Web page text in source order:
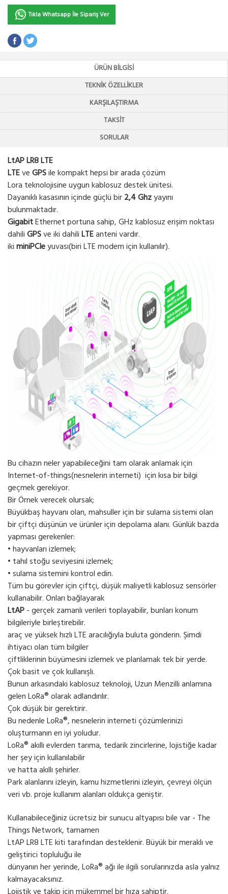
Tıkla Whatsapp İle Sipariş Ver
ÜRÜN BILGISI
TEKNIK ÖZELLIKLER
KARŞILAŞTIRMA
TAKSIT
SORULAR
LtAP LR8 LTE
LTEveGPSile kompakt hepsi bir arada çözüm
Lora teknolojisine uygun kablosuz destek ünitesi.
Dayanıklı kasasının içinde güçlü bir2,4 Ghzyayını
bulunmaktadır.
GigabitEthernet portuna sahip, GHz kablosuz erişim noktası
dahiliGPSve iki dahiliLTEanteni vardır.
ikiminiPCIeyuvası(biri LTE modem için kullanılır).
Bu cihazın neler yapabileceğini tam olarak anlamak için
Internet-of-things(nesnelerin interneti) için kısa bir bilgi
geçmek gerekiyor.
Bir Örnek verecek olursak;
Büyükbaş hayvanı olan, mahsuller için bir sulama sistemi olan
bir çiftçi düşünün ve ürünler için depolama alanı. Günlük bazda
yapması gerekenler:
• hayvanları izlemek;
• tahıl stoğu seviyesini izlemek;
• sulama sistemini kontrol edin.
Tüm bu görevler için çiftçi, düşük maliyetli kablosuz sensörler
kullanabilir. Onları bağlayarak
LtAP- gerçek zamanlı verileri toplayabilir, bunları konum
bilgileriyle birleştirebilir.
araç ve yüksek hızlı LTE aracılığıyla buluta gönderin. Şimdi
ihtiyacı olan tüm bilgiler
çiftliklerinin büyümesini izlemek ve planlamak tek bir yerde.
Çok basit ve çok kullanışlı.
Bunun arkasındaki kablosuz teknoloji, Uzun Menzilli anlamına
gelen LoRa® olarak adlandırılır.
Çok düşük bir gerektirir.
Bu nedenle LoRa®, nesnelerin interneti çözümlerinizi
oluşturmanın en iyi yoludur.
LoRa® akıllı evlerden tarıma, tedarik zincirlerine, lojistiğe kadar
her şey için kullanılabilir
ve hatta akıllı şehirler.
Park alanlarını izleyin, kamu hizmetlerini izleyin, çevreyi ölçün
veri vb. proje kullanım alanları oldukça geniştir.
Kullanabileceğiniz ücretsiz bir sunucu altyapısı bile var - The
Things Network, tamamen
LtAP LR8 LTE kiti tarafından desteklenir. Büyük bir meraklı ve
geliştirici topluluğu ile
dünyanın her yerinde, LoRa® ağı ile ilgili sorularınızda asla yalnız
kalmayacaksınız.